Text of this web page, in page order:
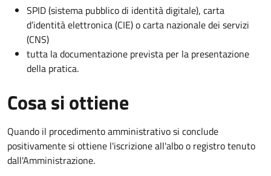
SPID (sistema pubblico di identità digitale), carta
d’identità elettronica (CIE) o carta nazionale dei servizi
(CNS)
tutta la documentazione prevista per la presentazione
della pratica.
Cosa si ottiene
Quando il procedimento amministrativo si conclude
positivamente si ottiene l'iscrizione all'albo o registro tenuto
dall'Amministrazione.